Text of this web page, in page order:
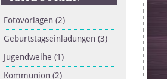
Fotovorlagen (2)
Geburtstagseinladungen (3)
Jugendweihe (1)
Kommunion (2)